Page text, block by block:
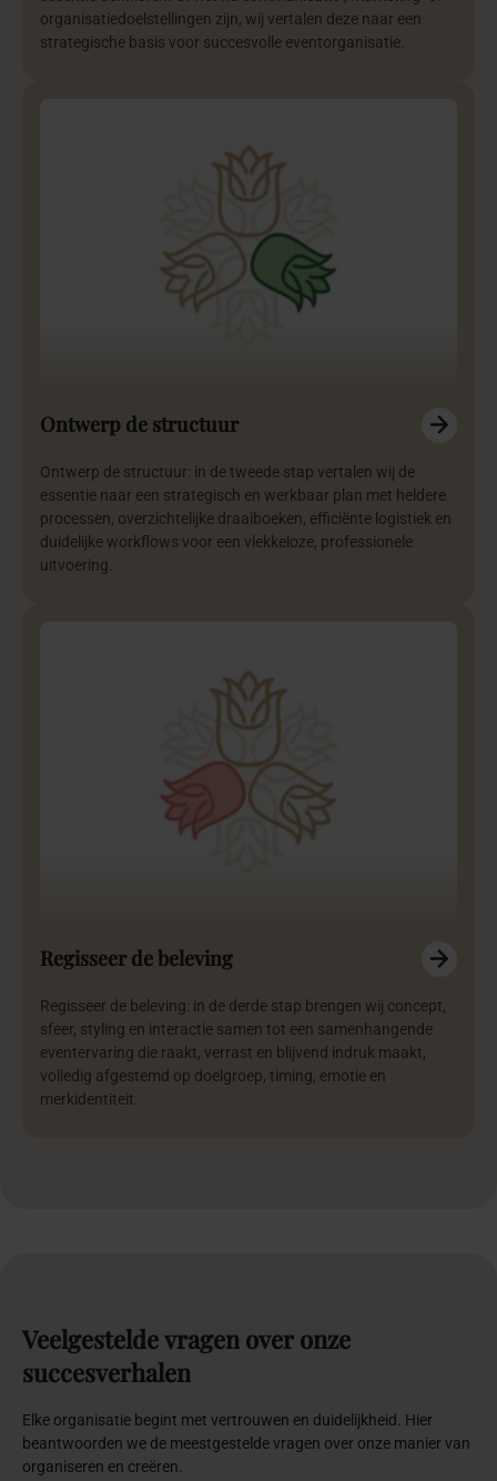
organisatiedoelstellingen zijn, wij vertalen deze naar een
strategische basis voor succesvolle eventorganisatie.
Ontwerp de structuur
Ontwerp de structuur: in de tweede stap vertalen wij de
essentie naar een strategisch en werkbaar plan met heldere
processen, overzichtelijke draaiboeken, efficiënte logistiek en
duidelijke workflows voor een vlekkeloze, professionele
uitvoering.
Regisseer de beleving
Regisseer de beleving: in de derde stap brengen wij concept,
sfeer, styling en interactie samen tot een samenhangende
eventervaring die raakt, verrast en blijvend indruk maakt,
volledig afgestemd op doelgroep, timing, emotie en
merkidentiteit.
Veelgesteldevragen over onze
succesverhalen
Elke organisatie begint met vertrouwen en duidelijkheid. Hier
beantwoorden we de meestgestelde vragen over onze manier van
organiseren en creëren.